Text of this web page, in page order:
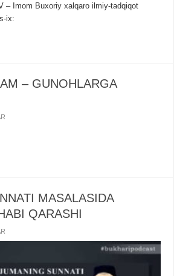
– Imom Buxoriy xalqaro ilmiy-tadqiqot
ix:
– GUNOHLARGA
MASALASIDA
QARASHI